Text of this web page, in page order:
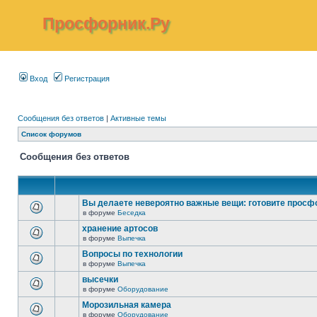
Просфорник.Ру
Вход Регистрация
Сообщения без ответов | Активные темы
Список форумов
Сообщения без ответов
Вы делаете невероятно важные вещи: готовите
в форуме Беседка
хранение артосов
в форуме Выпечка
Вопросы по технологии
в форуме Выпечка
высечки
в форуме Оборудование
Морозильная камера
в форуме Оборудование